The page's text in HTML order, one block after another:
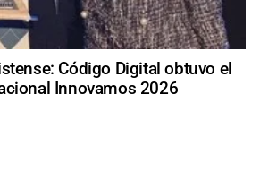
Código Digital obtuvo el
Innovamos 2026